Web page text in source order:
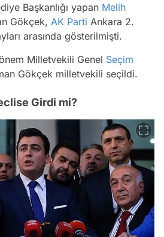
Başkanlığı yapan Melih
Gökçek, AK Parti Ankara 2.
arasında gösterilmişti.
Milletvekili Genel Seçim
Gökçek milletvekili seçildi.
Girdi mi?